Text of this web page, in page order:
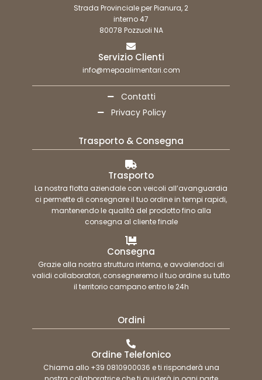
Strada Provinciale per Pianura, 2
interno 47
80078 Pozzuoli NA
Servizio Clienti
info@mepaalimentari.com
Contatti
Privacy Policy
Trasporto & Consegna
Trasporto
La nostra flotta aziendale con veicoli all’avanguardia
ci permette di consegnare il tuo ordine in tempi rapidi,
mantenendo le qualità del prodotto fino alla
consegna al cliente finale
Consegna
Grazie alla nostra struttura interna, e avvalendoci di
validi collaboratori, consegneremo il tuo ordine su tutto
il territorio campano entro le 24h
Ordini
Ordine Telefonico
Chiama allo +39 0810900036 e ti risponderà una